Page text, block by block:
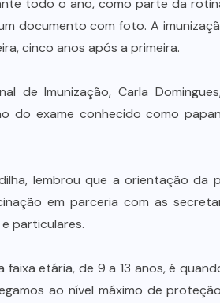
todo o ano, como parte da
documento com foto. A
cinco anos após a primeira.
de Imunização, Carla
do exame conhecido como
lembrou que a orientação
em parceria com as
particulares.
etária, de 9 a 13 anos, é
ao nível máximo de